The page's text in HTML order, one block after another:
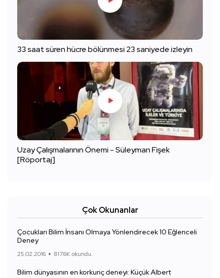
33 saat süren hücre bölünmesi 23 saniyede izleyin
Uzay Çalışmalarının Önemi - Süleyman Fişek
[Röportaj]
Çok Okunanlar
Çocukları Bilim İnsanı Olmaya Yönlendirecek 10 Eğlenceli
Deney
25.02.2016 817.6K okundu.
Bilim dünyasının en korkunç deneyi: Küçük Albert